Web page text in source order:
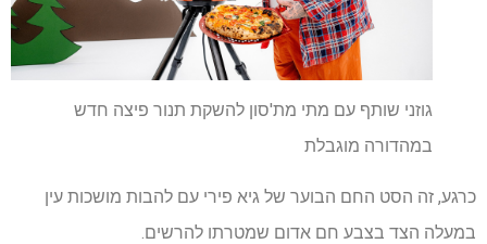
גוזני שותף עם מתי מת'סון להשקת תנור פיצה חדש
במהדורה מוגבלת
כרגע, זה הסט החם הבוער של גיא פירי עם להבות מושכות עין
במעלה הצד בצבע חם אדום שמטרתו להרשים.